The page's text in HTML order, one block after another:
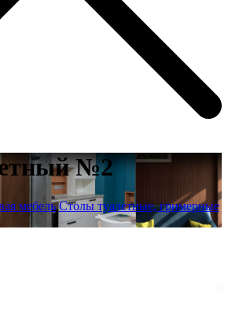
№2
мебель Столы туалетные, гримерные